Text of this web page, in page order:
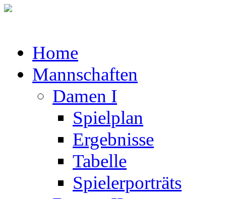
Home
Mannschaften
Damen I
Spielplan
Ergebnisse
Tabelle
Spielerporträts